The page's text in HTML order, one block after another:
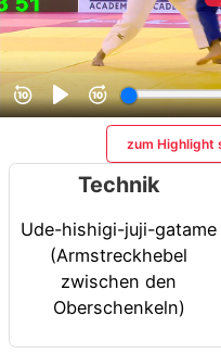
zum Highlight
Technik
Ude-hishigi-juji-gatame
(Armstreckhebel
zwischen den
Oberschenkeln)